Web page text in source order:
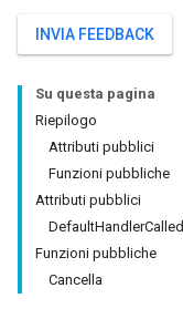
INVIA FEEDBACK
Su questa pagina
Riepilogo
Attributi pubblici
Funzioni pubbliche
Attributi pubblici
DefaultHandlerCalled
Funzioni pubbliche
Cancella